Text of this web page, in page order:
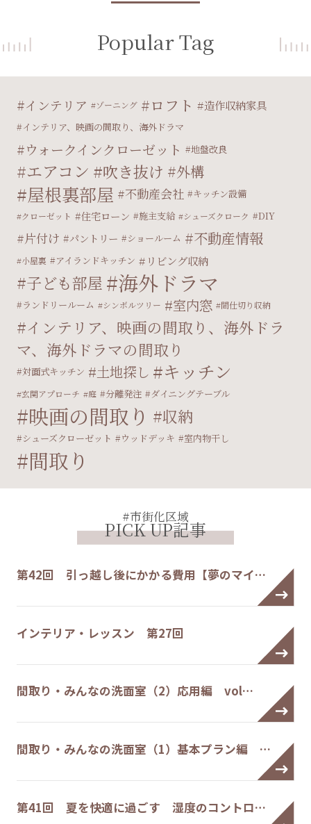
Popular Tag
インテリア ゾーニング ロフト 造作収納家具
インテリア、映画の間取り、海外ドラマ
ウォークインクローゼット 地盤改良
エアコン 吹き抜け 外構
屋根裏部屋 不動産会社 キッチン設備
クローゼット 住宅ローン 施主支給 シューズクローク DIY
片付け パントリー ショールーム 不動産情報
小屋裏 アイランドキッチン リビング収納
子ども部屋 海外ドラマ
ランドリールーム シンボルツリー 室内窓 間仕切り収納
インテリア、映画の間取り、海外ドラ
マ、海外ドラマの間取り
対面式キッチン 土地探し キッチン
玄関アプローチ 庭 分離発注 ダイニングテーブル
映画の間取り 収納
シューズクローゼット ウッドデッキ 室内物干し
間取り
#市街化区域
PICK UP記事
第42回 引っ越し後にかかる費用【夢のマイ…
インテリア・レッスン 第27回
間取り・みんなの洗面室（2）応用編 vol…
間取り・みんなの洗面室（1）基本プラン編 …
第41回 夏を快適に過ごす 湿度のコントロ…